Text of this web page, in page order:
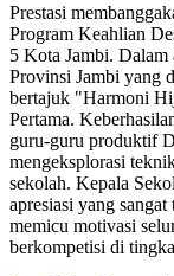
Prestasi
Program Keahlian
5 Kota Jambi.
Provinsi Jambi yang
bertajuk "Harmoni
Pertama.
guru-guru produktif
mengeksplorasi
sekolah. Kepala
apresiasi yang
memicu motivasi
berkompetisi di